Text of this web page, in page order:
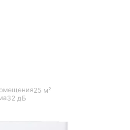
25 м²
32 дБ